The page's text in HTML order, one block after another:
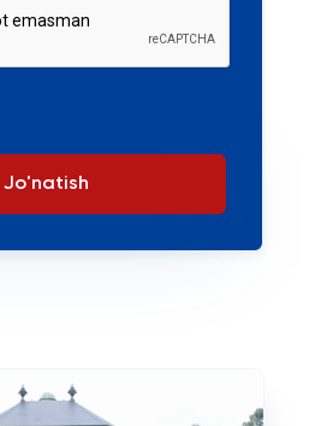
Jo'natish